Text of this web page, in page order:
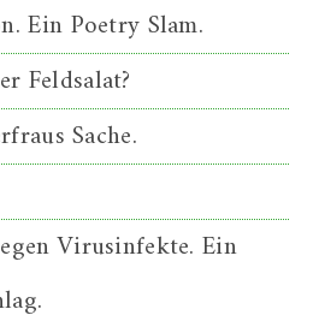
Ein Poetry Slam.
Feldsalat?
Sache.
Virusinfekte. Ein